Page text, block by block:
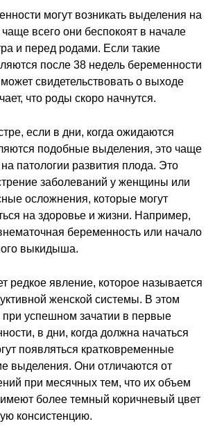
могут возникать выделения на
всего они беспокоят в начале
и перед родами. Если такие
после 38 недель беременности
свидетельствовать о выходе
что роды скоро начнутся.
если в дни, когда ожидаются
подобные выделения, это чаще
на патологии развития плода. Это
заболеваний у женщины или
осложнения, которые могут
на здоровье и жизни. Например,
беременность или начало
выкидыша.
редкое явление, которое называется
женской системы. В этом
при успешном зачатии в первые
в дни, когда должна начаться
появляться кратковременные
выделения. Они отличаются от
при месячных тем, что их объем
более темный коричневый цвет
консистенцию.